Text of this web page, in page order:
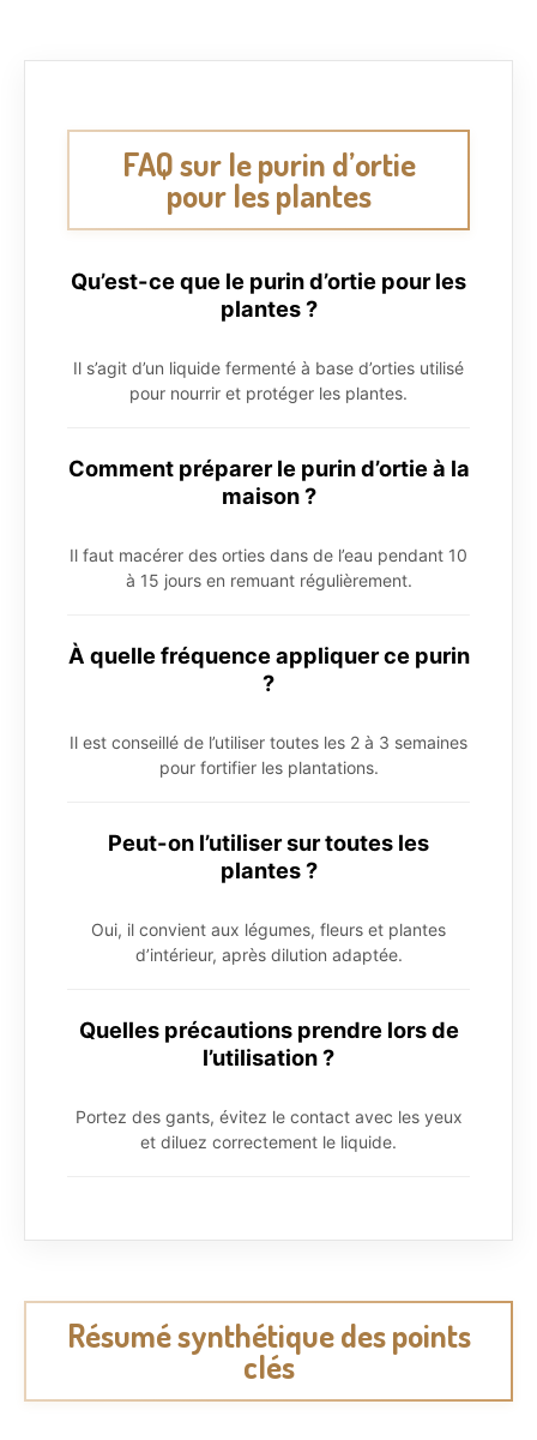
FAQ sur le purin d’ortie
pour les plantes
Qu’est-ce que le purin d’ortie pour les
plantes ?
Il s’agit d’un liquide fermenté à base d’orties utilisé
pour nourrir et protéger les plantes.
Comment préparer le purin d’ortie à la
maison ?
Il faut macérer des orties dans de l’eau pendant 10
à 15 jours en remuant régulièrement.
À quelle fréquence appliquer ce purin
?
Il est conseillé de l’utiliser toutes les 2 à 3 semaines
pour fortifier les plantations.
Peut-on l’utiliser sur toutes les
plantes ?
Oui, il convient aux légumes, fleurs et plantes
d’intérieur, après dilution adaptée.
Quelles précautions prendre lors de
l’utilisation ?
Portez des gants, évitez le contact avec les yeux
et diluez correctement le liquide.
Résumé synthétique des points
clés